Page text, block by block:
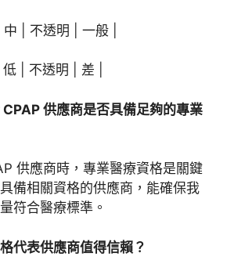
中 | 不透明 | 一般 |
| 不透明 | 差 |
供應商是否具備足夠的專業
供應商時，專業醫療資格是關鍵
備相關資格的供應商，能確保我
符合醫療標準。
代表供應商值得信賴？